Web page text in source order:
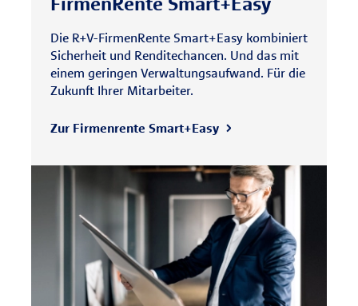
Die R+V-FirmenRente Smart+Easy kombiniert
Sicherheit und Renditechancen. Und das mit
einem geringen Verwaltungsaufwand. Für die
Zukunft Ihrer Mitarbeiter.
Zur Firmenrente Smart+Easy